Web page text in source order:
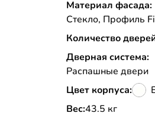
Материал фасада:
Стекло, Профиль
Количество
Дверная система:
Распашные двери
Цвет корпуса:
Вес:
43.5 кг